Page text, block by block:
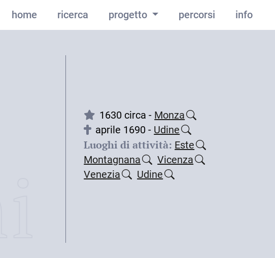
home ricerca progetto percorsi info
1630 circa - Monza
aprile 1690 - Udine
Luoghi di attività: Este
Montagnana
Vicenza
Venezia
Udine